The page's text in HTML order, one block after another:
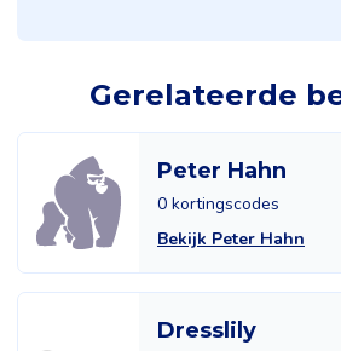
Gerelateerde
Peter Hahn
0 kortingscodes
Bekijk Peter Hahn
Dresslily